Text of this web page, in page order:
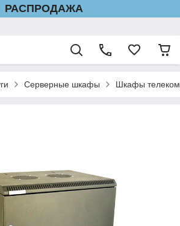
РАСПРОДАЖА
Серверные шкафы Шкафы